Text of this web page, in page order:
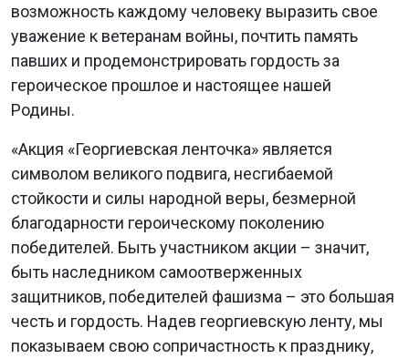
возможность каждому человеку выразить свое
уважение к ветеранам войны, почтить память
павших и продемонстрировать гордость за
героическое прошлое и настоящее нашей
Родины.
«Акция «Георгиевская ленточка» является
символом великого подвига, несгибаемой
стойкости и силы народной веры, безмерной
благодарности героическому поколению
победителей. Быть участником акции – значит,
быть наследником самоотверженных
защитников, победителей фашизма – это большая
честь и гордость. Надев георгиевскую ленту, мы
показываем свою сопричастность к празднику,